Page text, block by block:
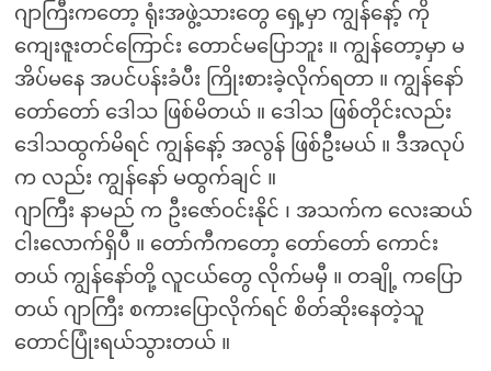
ဂျာကြီးကတော့ ရုံးအဖွဲ့သားတွေ ရှေ့မှာ ကျွန်နော့် ကို
ကျေးဇူးတင်ကြောင်း တောင်မပြောဘူး ။ ကျွန်တော့မှာ မ
အိပ်မနေ အပင်ပန်းခံပီး ကြိုးစားခဲ့လိုက်ရတာ ။ ကျွန်နော်
တော်တော် ဒေါသ ဖြစ်မိတယ် ။ ဒေါသ ဖြစ်တိုင်းလည်း
ဒေါသထွက်မိရင် ကျွန်နော့် အလွန် ဖြစ်ဦးမယ် ။ ဒီအလုပ်
က လည်း ကျွန်နော် မထွက်ချင် ။
ဂျာကြီး နာမည် က ဦးဇော်ဝင်းနိုင် ၊ အသက်က လေးဆယ်
ငါးလောက်ရှိပီ ။ တော်ကီကတော့ တော်တော် ကောင်း
တယ် ကျွန်နော်တို့ လူငယ်တွေ လိုက်မမှီ ။ တချို့ ကပြော
တယ် ဂျာကြီး စကားပြောလိုက်ရင် စိတ်ဆိုးနေတဲ့သူ
တောင်ပြုံးရယ်သွားတယ် ။